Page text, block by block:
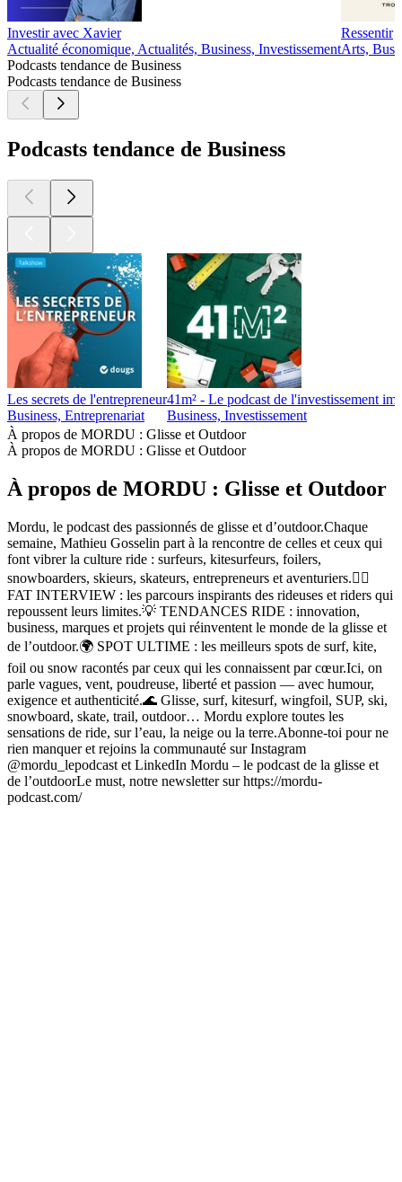
Investir avec Xavier
Actualité économique, Actualités, Business, Investissement
Ressentir
Arts,
Podcasts tendance de Business
Podcasts tendance de Business
Podcasts tendance de Business
Les secrets de l'entrepreneur
Business, Entreprenariat
41m² - Le podcast de l'investissement
Business, Investissement
À propos de MORDU : Glisse et Outdoor
À propos de MORDU : Glisse et Outdoor
À propos de MORDU : Glisse et Outdoor
Mordu, le podcast des passionnés de glisse et d’outdoor.Chaque
semaine, Mathieu Gosselin part à la rencontre de celles et ceux qui
font vibrer la culture ride : surfeurs, kitesurfeurs, foilers,
snowboarders, skieurs, skateurs, entrepreneurs et aventuriers.🏄‍♂️
FAT INTERVIEW : les parcours inspirants des rideuses et riders qui
repoussent leurs limites.💡 TENDANCES RIDE : innovation,
business, marques et projets qui réinventent le monde de la glisse et
de l’outdoor.🌍 SPOT ULTIME : les meilleurs spots de surf, kite,
foil ou snow racontés par ceux qui les connaissent par cœur.Ici, on
parle vagues, vent, poudreuse, liberté et passion — avec humour,
exigence et authenticité.🌊 Glisse, surf, kitesurf, wingfoil, SUP, ski,
snowboard, skate, trail, outdoor… Mordu explore toutes les
sensations de ride, sur l’eau, la neige ou la terre.Abonne-toi pour ne
rien manquer et rejoins la communauté sur Instagram
@mordu_lepodcast et LinkedIn Mordu – le podcast de la glisse et
de l’outdoorLe must, notre newsletter sur https://mordu-
podcast.com/